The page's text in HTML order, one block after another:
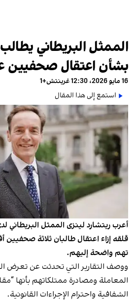
الممثل البريطاني
بشأن اعتقال صحفيين
16 مايو 2026، 12:30 غرينتش+1
استمع إلى هذا المقال
أعرب ریتشارد لینزی الممثل البريطاني
قلقه إزاء اعتقال طالبان ثلاثة
تهم واضحة إليهم.
ووصف التقارير التي تحدثت عن تعرض
المعاملة ومصادرة ممتلكاتهم بأنها
الشفافية واحترام الإجراءات القانونية.